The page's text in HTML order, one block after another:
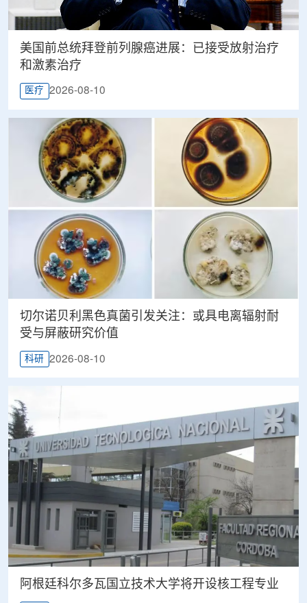
美国前总统拜登前列腺癌进展：已接受放射治疗
和激素治疗
医疗 2026-08-10
切尔诺贝利黑色真菌引发关注：或具电离辐射耐
受与屏蔽研究价值
科研 2026-08-10
阿根廷科尔多瓦国立技术大学将开设核工程专业